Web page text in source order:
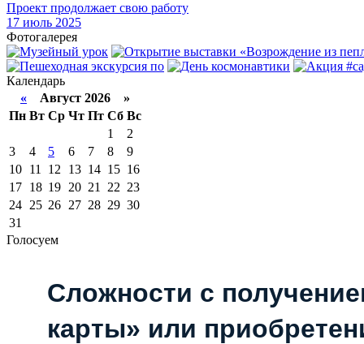
Проект продолжает свою работу
17 июль 2025
Фотогалерея
Календарь
« Август 2026 »
Пн Вт Ср Чт Пт Сб Вс
1
2
3
4 5 6 7 8
9
10 11 12 13 14 15 16
17 18 19 20 21 22 23
24 25 26 27 28 29 30
31
Голосуем
Сложности с
карты» или